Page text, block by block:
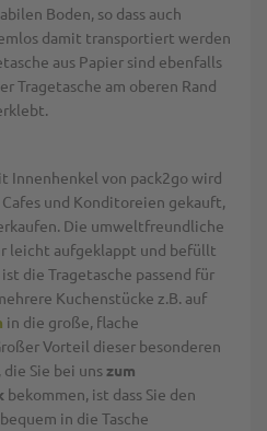
Boden, so dass auch
damit transportiert werden
aus Papier sind ebenfalls
Tragetasche am oberen Rand
Innenhenkel von pack2go wird
und Konditoreien gekauft,
Die umweltfreundliche
leicht aufgeklappt und befüllt
die Tragetasche passend für
Kuchenstücke z.B. auf
in die große, flache
Vorteil dieser besonderen
, die Sie bei uns zum
bekommen, ist dass Sie den
in die Tasche